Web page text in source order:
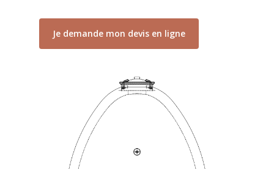
Je demande mon devis en ligne